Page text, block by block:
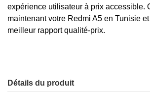
expérience utilisateur à prix accessible.
maintenant votre Redmi A5 en Tunisie
meilleur rapport qualité-prix.
Détails du produit